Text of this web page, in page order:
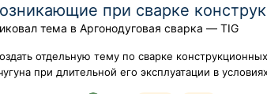
при сварке
тема вАргонодуговая сварка — TIG
отдельную тему по сварке
при длительной его эксплуатации в